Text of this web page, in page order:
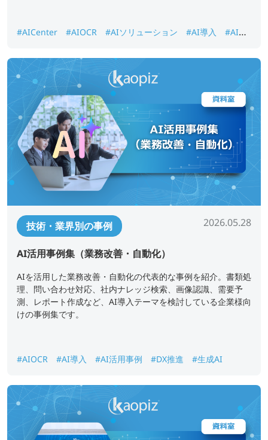
#AICenter #AIOCR #AIソリューション #AI導入
#AI画
技術・業界別の事例 2026.05.28
AI活用事例集（業務改善・自動化）
AIを活用した業務改善・自動化の代表的な事例を紹介。書類処
理、問い合わせ対応、社内ナレッジ検索、画像認識、需要予
測、レポート作成など、AI導入テーマを検討している企業様向
けの事例集です。
#AIOCR #AI導入 #AI活用事例 #DX推進 #生成AI